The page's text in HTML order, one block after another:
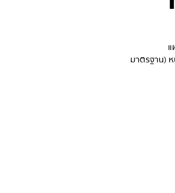
แผ่นหนัง-
มาตรฐาน)​​